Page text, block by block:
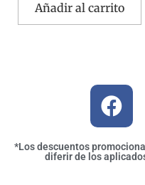
Añadir al carrito
*Los descuentos
diferir de los